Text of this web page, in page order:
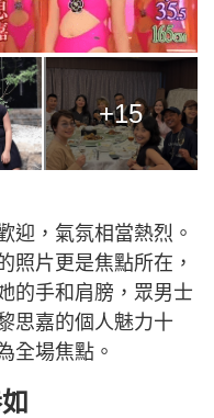
+15
迎，氣氛相當熱烈。
照片更是焦點所在，
的手和肩膀，眾男士
思嘉的個人魅力十
全場焦點。